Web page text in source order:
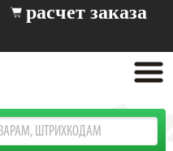
расчет заказа